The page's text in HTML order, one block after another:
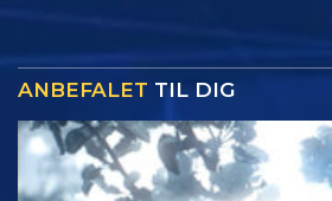
ANBEFALET TIL DIG